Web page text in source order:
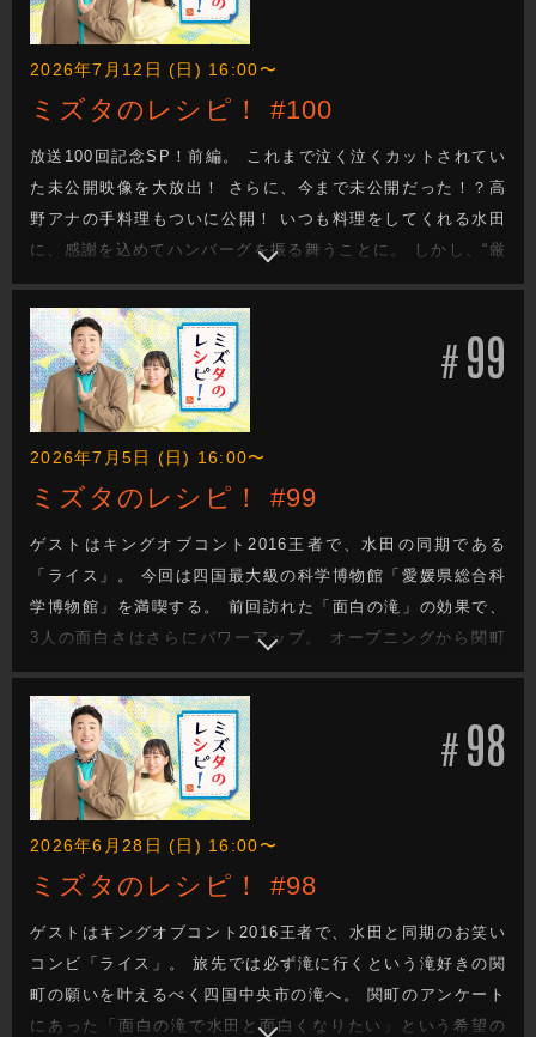
2026年7月12日 (日) 16:00〜
ミズタのレシピ！ #100
放送100回記念SP！前編。 これまで泣く泣くカットされてい
た未公開映像を大放出！ さらに、今まで未公開だった！？高
野アナの手料理もついに公開！ いつも料理をしてくれる水田
に、感謝を込めてハンバーグを振る舞うことに。 しかし、“厳
しんじ”な水田の小言とダメ出しが止まらず、高野アナは終始
テンパりっぱなし！？
#99
2026年7月5日 (日) 16:00〜
ミズタのレシピ！ #99
ゲストはキングオブコント2016王者で、水田の同期である
「ライス」。 今回は四国最大級の科学博物館「愛媛県総合科
学博物館」を満喫する。 前回訪れた「面白の滝」の効果で、
3人の面白さはさらにパワーアップ。 オープニングから関町
がエンジン全開で高野アナが爆笑！ 体験型の展示が豊富な科
学技術館でテンションMAXの3人。 体験しながらボケまく
る！？ラストは関町がみんなに騙され、気持ち悪いこと
に…？
#98
2026年6月28日 (日) 16:00〜
ミズタのレシピ！ #98
ゲストはキングオブコント2016王者で、水田と同期のお笑い
コンビ「ライス」。 旅先では必ず滝に行くという滝好きの関
町の願いを叶えるべく四国中央市の滝へ。 関町のアンケート
にあった「面白の滝で水田と面白くなりたい」という希望の